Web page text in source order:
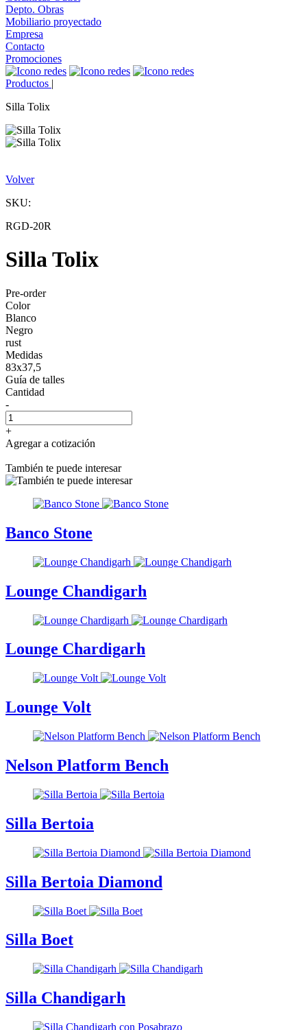
Depto. Obras
Mobiliario proyectado
Empresa
Contacto
Promociones
Productos |
Silla Tolix
Volver
SKU:
RGD-20R
Silla Tolix
Pre-order
Color
Blanco
Negro
rust
Medidas
83x37,5
Guía de talles
Cantidad
-
+
Agregar a cotización
También te puede interesar
Banco Stone
Lounge Chandigarh
Lounge Chardigarh
Lounge Volt
Nelson Platform Bench
Silla Bertoia
Silla Bertoia Diamond
Silla Boet
Silla Chandigarh